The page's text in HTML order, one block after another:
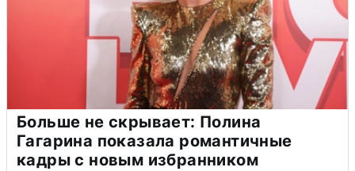
Больше не скрывает: Полина
Гагарина показала романтичные
кадры с новым избранником